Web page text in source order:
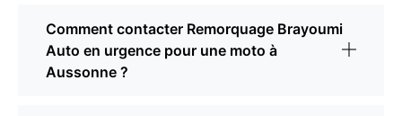
Comment contacter Remorquage Brayoumi
Auto en urgence pour une moto à
Aussonne ?